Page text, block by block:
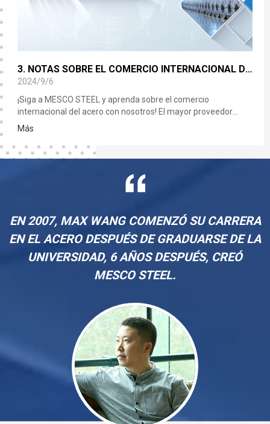
3. NOTAS SOBRE EL COMERCIO INTERNACIONAL DEL ACERO - ACERCA DE LA TOLERANCIA
2024/9/6
¡Siga a MESCO STEEL y aprenda sobre el comercio
internacional del acero con nosotros! El mayor proveedor
privado de acero en el noreste de China. ¡17 años, 90 países,
mancha en la reputación. Empresa de veletas de precios en
los principales medios de comunicación. Empresa miembro
del consejo de la Unión de Exportadores de Acero de China.
Entre los 20 principales proveedores de acero para
Más
EN 2007, MAX WANG COMENZÓ SU CARRERA
EN EL ACERO DESPUÉS DE GRADUARSE DE LA
UNIVERSIDAD, 6 AÑOS DESPUÉS, CREÓ
MESCO STEEL.